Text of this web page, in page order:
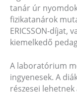
tanár úr
fizikatanárok
ERICSSON-díjat,
kiemelkedő
A laboratórium
ingyenesek. A
részesei